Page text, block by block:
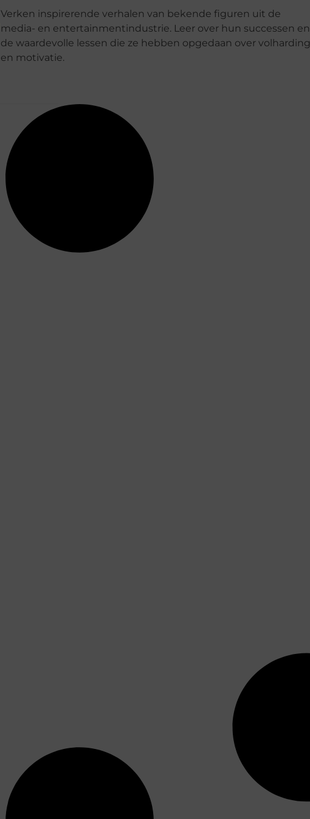
Verken inspirerende verhalen van bekende figuren uit de
media- en entertainmentindustrie. Leer over hun successen en
de waardevolle lessen die ze hebben opgedaan over volharding
en motivatie.